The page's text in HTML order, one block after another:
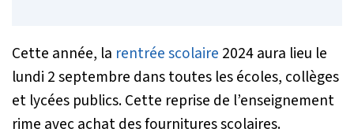
Cette année, la rentrée scolaire 2024 aura lieu le
lundi 2 septembre dans toutes les écoles, collèges
et lycées publics. Cette reprise de l’enseignement
rime avec achat des fournitures scolaires.